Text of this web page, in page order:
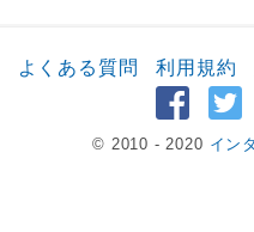
よくある質問 利用規約
© 2010 - 2020 イン